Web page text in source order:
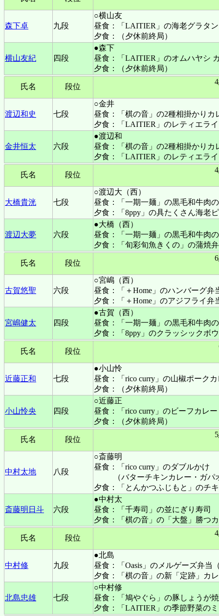
森下卓 九段
○横山友
昼食：「LAITIER」の海老グラタン
夕食：（夕休前終局）
横山友紀 四段
●森下
昼食：「LAITIER」のオムハヤシ
夕食：（夕休前終局）
氏名 段位
渡辺和史 七段
○金井
昼食：「棋の音」の2種相掛かりカ
夕食：「LAITIER」のレティエラ
金井恒太 六段
●渡辺和
昼食：「棋の音」の2種相掛かりカ
夕食：「LAITIER」のレティエラ
氏名 段位
大橋貴洸 七段
○渡辺大（西）
昼食：「一期一麺」の黒毛和牛肉
夕食：「8ppy」の具たくさん海老
渡辺大夢 六段
●大橋（西）
昼食：「一期一麺」の黒毛和牛肉
夕食：「旬彩旬魚きくの」の蒲焼
氏名 段位
古賀悠聖 六段
○宮嶋（西）
昼食：「＋Home」のハンバーグ弁
夕食：「＋Home」のアジフライ弁
宮嶋健太 四段
●古賀（西）
昼食：「一期一麺」の黒毛和牛肉
夕食：「8ppy」のクラッシックボ
氏名 段位
近藤正和 七段
●小山怜
昼食：「rico curry」の山椒ポーク
夕食：（夕休前終局）
小山怜央 四段
○近藤正
昼食：「rico curry」のビーフカレ
夕食：（夕休前終局）
氏名 段位
中村太地 八段
○斎藤明
昼食：「rico curry」のダブルかけ
（バターチキンカレー・ガパ
夕食：「とんかつふじもと」のチ
斎藤明日斗 六段
●中村太
昼食：「千寿司」の並にぎり寿司
夕食：「棋の音」の「大盤」勝つ
氏名 段位
中村修 九段
●北島
昼食：「Oasis」のメルゲーズ弁当
夕食：「棋の音」の新「定跡」カ
北島忠雄 七段
○中村修
昼食：「鳩やぐら」の豚しょうが
夕食：「LAITIER」の季節野菜の